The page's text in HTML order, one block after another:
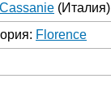
Cassanie (Италия)
Florence